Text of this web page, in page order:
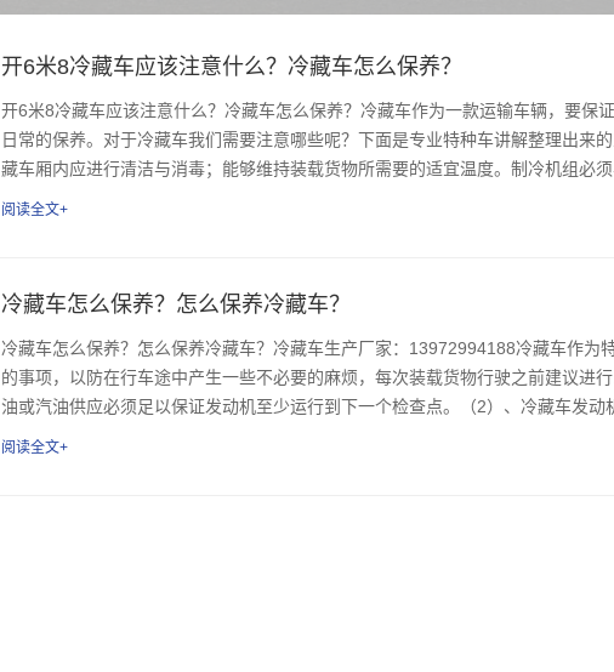
开6米8冷藏车应该注意什么？冷藏车怎么保养？
开6米8冷藏车应该注意什么？冷藏车怎么保养？冷藏车作为一款运输车辆，要保
日常的保养。对于冷藏车我们需要注意哪些呢？下面是专业特种车讲解整理出来
藏车厢内应进行清洁与消毒；能够维持装载货物所需要的适宜温度。制冷机组必须
阅读全文+
冷藏车怎么保养？怎么保养冷藏车？
冷藏车怎么保养？怎么保养冷藏车？冷藏车生产厂家：13972994188冷藏车作为
的事项，以防在行车途中产生一些不必要的麻烦，每次装载货物行驶之前建议进
油或汽油供应必须足以保证发动机至少运行到下一个检查点。（2）、冷藏车发动
阅读全文+